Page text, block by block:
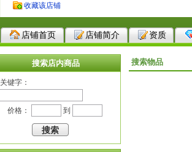
收藏该店铺
店铺首页 店铺简介 资质
搜索店内商品
关键字：
价格： 到
搜索物品